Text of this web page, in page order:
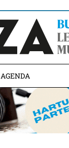
AGENDA